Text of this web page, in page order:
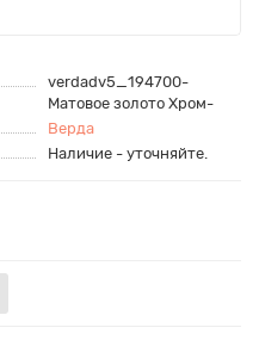
verdadv5_194700-
Матовое золото Хром-
Верда
Наличие - уточняйте.